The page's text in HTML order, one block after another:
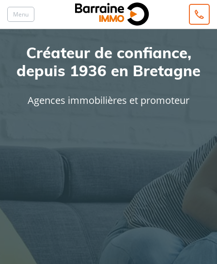
Menu
Créateur de confiance,
depuis 1936 en Bretagne
Agences immobilières et promoteur
Rayon